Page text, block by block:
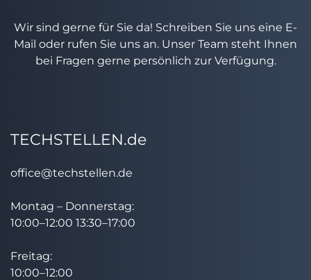
Wir sind gerne für Sie da! Schreiben Sie uns eine E-
Mail oder rufen Sie uns an. Unser Team steht Ihnen
bei Fragen gerne persönlich zur Verfügung.
TECHSTELLEN.de
office@techstellen.de
Montag – Donnerstag:
10:00–12:00 13:30–17:00
Freitag:
10:00–12:00